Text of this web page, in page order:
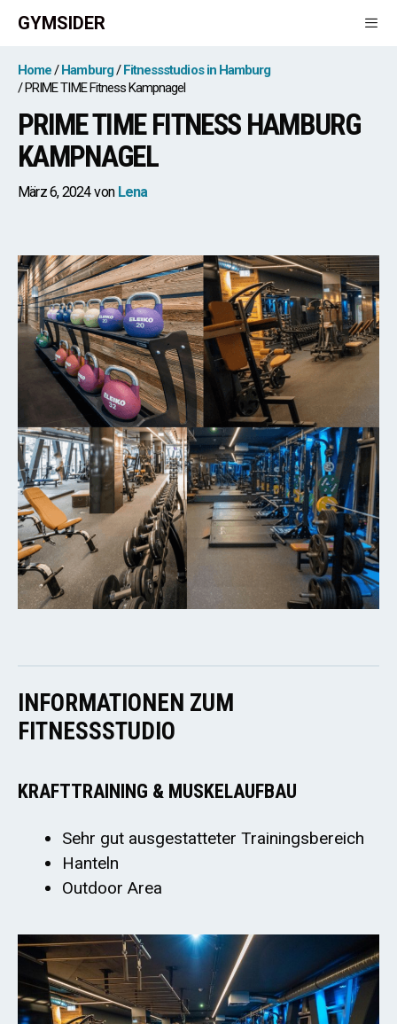
Zum
Inhalt
springen
GYMSIDER
Home Hamburg
Fitnessstudios in Hamburg
PRIME TIME Fitness Kampnagel
PRIME TIME FITNESS HAMBURG
KAMPNAGEL
März 6, 2024 von Lena
INFORMATIONEN ZUM
FITNESSSTUDIO
KRAFTTRAINING & MUSKELAUFBAU
Sehr gut ausgestatteter Trainingsbereich
Hanteln
Outdoor Area